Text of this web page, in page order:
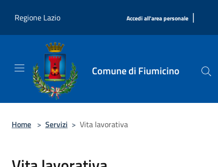
Regione Lazio
Accedi all'area personale |
Comune di Fiumicino
Home > Servizi > Vita lavorativa